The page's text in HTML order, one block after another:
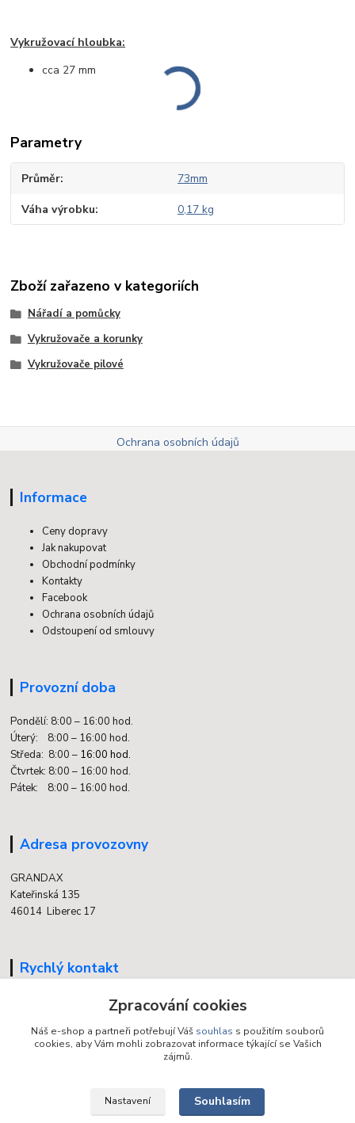
Vykružovací hloubka:
cca 27 mm
Parametry
Průměr 73mm
Váha výrobku 0,17 kg
Zboží zařazeno v kategoriích
Nářadí a pomůcky
Vykružovače a korunky
Vykružovače pilové
Ochrana osobních údajů
Informace
Ceny dopravy
Jak nakupovat
Obchodní podmínky
Kontakty
Facebook
Ochrana osobních údajů
Odstoupení od smlouvy
Provozní doba
Pondělí: 8:00 – 16:00 hod.
Úterý: 8:00 – 16:00 hod.
Středa: 8:00 – 16:00 hod.
Čtvrtek: 8:00 – 16:00 hod.
Pátek: 8:00 – 16:00 hod.
Adresa provozovny
GRANDAX
Kateřinská 135
46014 Liberec 17
Rychlý kontakt
info@grandax.cz
Zpracování cookies
Náš e-shop a partneři potřebují Váš souhlas s použitím souborů
cookies, aby Vám mohli zobrazovat informace týkající se Vašich
zájmů.
Nastavení Souhlasím